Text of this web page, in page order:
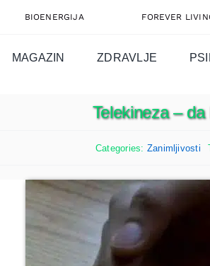
BIOENERGIJA FOREVER
MAGAZIN ZDRAVLJE
Telekineza –
Categories: Zanimljivosti